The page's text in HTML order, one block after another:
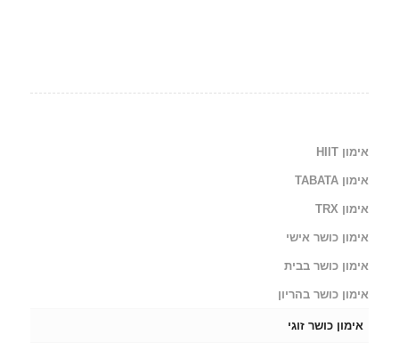
אימון HIIT
אימון TABATA
אימון TRX
אימון כושר אישי
אימון כושר בבית
אימון כושר בהריון
אימון כושר זוגי